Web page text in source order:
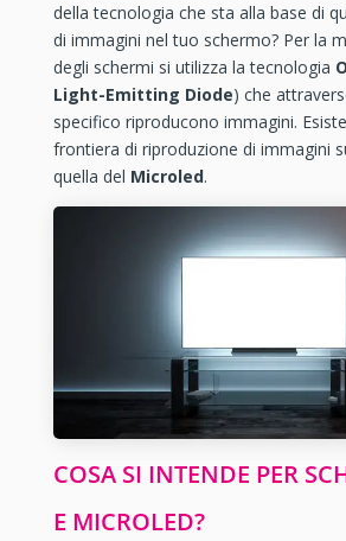
della tecnologia che sta alla base di
di immagini nel tuo schermo? Per la
degli schermi si utilizza la tecnologia
Light-Emitting Diode) che
specifico riproducono immagini.
frontiera di riproduzione di immagini
quella del Microled.
COSA SI INTENDE PER
E MICROLED?